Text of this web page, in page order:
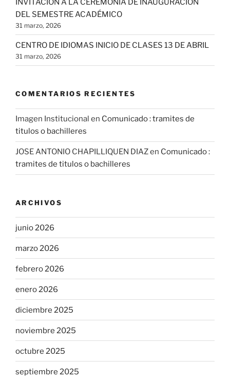
INVITACIÓN A LA CEREMONIA DE INAUGURACIÓN
DEL SEMESTRE ACADÉMICO
31 marzo, 2026
CENTRO DE IDIOMAS INICIO DE CLASES 13 DE ABRIL
31 marzo, 2026
COMENTARIOS RECIENTES
Imagen Institucional en Comunicado : tramites de
titulos o bachilleres
JOSE ANTONIO CHAPILLIQUEN DIAZen Comunicado :
tramites de titulos o bachilleres
ARCHIVOS
junio 2026
marzo 2026
febrero 2026
enero 2026
diciembre 2025
noviembre 2025
octubre 2025
septiembre 2025